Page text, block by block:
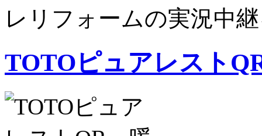
レリフォームの実況中
TOTOピュアレスト